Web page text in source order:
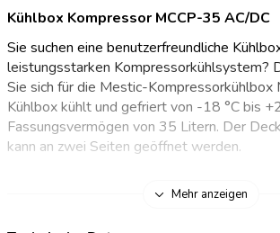
Kühlbox Kompressor MCCP-35 AC/DC
Sie suchen eine benutzerfreundliche
leistungsstarken Kompressorkühlsystem?
Sie sich für die Mestic-Kompressorkühlbox
Kühlbox kühlt und gefriert von -18 °C bis
Fassungsvermögen von 35 Litern. Der
kann an zwei Seiten geöffnet werden.
Leistungsstarke Mehr anzeigen